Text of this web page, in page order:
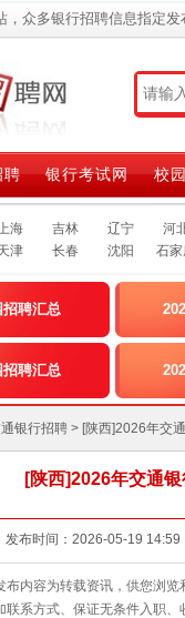
众多银行招聘信息指定发
聘 银行考试网 校
海 吉林 辽宁 河
津 长春 沈阳 石
招聘汇总
招聘汇总
银行招聘 > [陕西]2026年交
[陕西]2026年交通
布内容为转载资讯，供您浏
联系方式、保证无条件入职